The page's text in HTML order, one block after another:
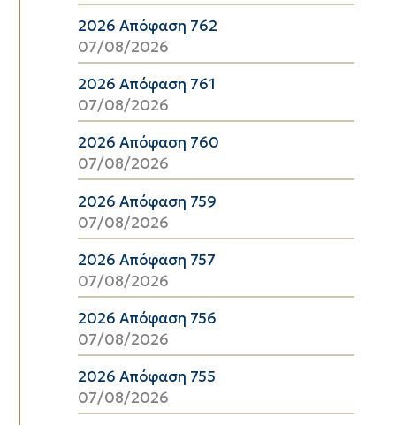
2026 Απόφαση 762
07/08/2026
2026 Απόφαση 761
07/08/2026
2026 Απόφαση 760
07/08/2026
2026 Απόφαση 759
07/08/2026
2026 Απόφαση 757
07/08/2026
2026 Απόφαση 756
07/08/2026
2026 Απόφαση 755
07/08/2026